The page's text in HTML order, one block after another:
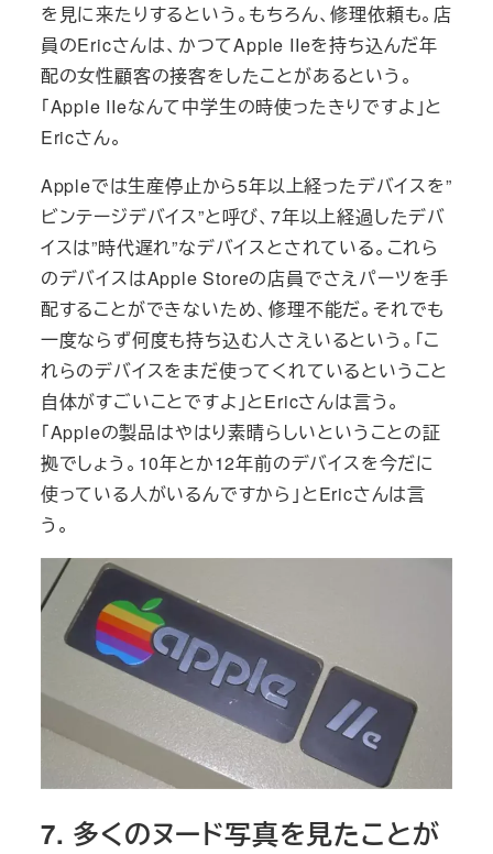
を見に来たりするという。もちろん、修理依頼も。店
員のEricさんは、かつてApple IIeを持ち込んだ年
配の女性顧客の接客をしたことがあるという。
「Apple IIeなんて中学生の時使ったきりですよ」と
Ericさん。
Appleでは生産停止から5年以上経ったデバイスを”
ビンテージデバイス”と呼び、7年以上経過したデバ
イスは”時代遅れ”なデバイスとされている。これら
のデバイスはApple Storeの店員でさえパーツを手
配することができないため、修理不能だ。それでも
一度ならず何度も持ち込む人さえいるという。「こ
れらのデバイスをまだ使ってくれているということ
自体がすごいことですよ」とEricさんは言う。
「Appleの製品はやはり素晴らしいということの証
拠でしょう。10年とか12年前のデバイスを今だに
使っている人がいるんですから」とEricさんは言
う。
7. 多くのヌード写真を見たことが